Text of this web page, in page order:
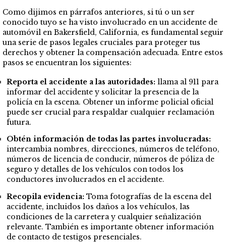
Como dijimos en párrafos anteriores, si tú o un ser
conocido tuyo se ha visto involucrado en un accidente de
automóvil en Bakersfield, California, es fundamental seguir
una serie de pasos legales cruciales para proteger tus
derechos y obtener la compensación adecuada. Entre estos
pasos se encuentran los siguientes:
Reporta el accidente a las autoridades: llama al 911 para
informar del accidente y solicitar la presencia de la
policía en la escena. Obtener un informe policial oficial
puede ser crucial para respaldar cualquier reclamación
futura.
Obtén información de todas las partes involucradas:
intercambia nombres, direcciones, números de teléfono,
números de licencia de conducir, números de póliza de
seguro y detalles de los vehículos con todos los
conductores involucrados en el accidente.
Recopila evidencia: Toma fotografías de la escena del
accidente, incluidos los daños a los vehículos, las
condiciones de la carretera y cualquier señalización
relevante. También es importante obtener información
de contacto de testigos presenciales.